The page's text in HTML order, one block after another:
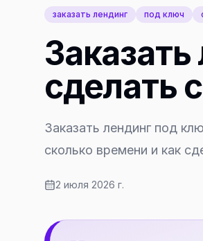
заказать лендинг под ключ
сделать
Заказать лендинг под
сколько времени и как
2 июля 2026 г.